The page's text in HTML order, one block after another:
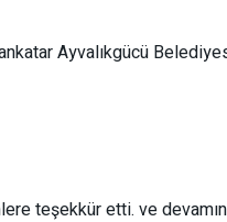
Ayvalıkgücü
teşekkür etti. ve